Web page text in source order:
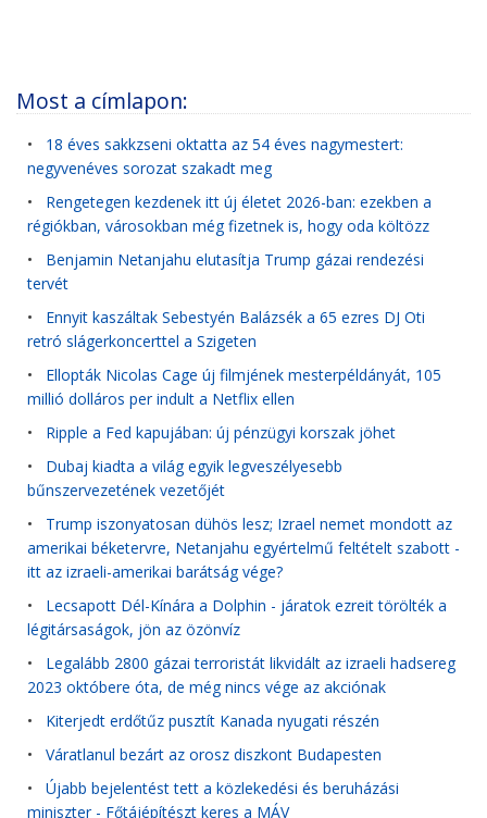
Most a címlapon:
• 18 éves sakkzseni oktatta az 54 éves nagymestert:
negyvenéves sorozat szakadt meg
• Rengetegen kezdenek itt új életet 2026-ban: ezekben a
régiókban, városokban még fizetnek is, hogy oda költözz
• Benjamin Netanjahu elutasítja Trump gázai rendezési
tervét
• Ennyit kaszáltak Sebestyén Balázsék a 65 ezres DJ Oti
retró slágerkoncerttel a Szigeten
• Ellopták Nicolas Cage új filmjének mesterpéldányát, 105
millió dolláros per indult a Netflix ellen
• Ripple a Fed kapujában: új pénzügyi korszak jöhet
• Dubaj kiadta a világ egyik legveszélyesebb
bűnszervezetének vezetőjét
• Trump iszonyatosan dühös lesz; Izrael nemet mondott az
amerikai béketervre, Netanjahu egyértelmű feltételt szabott -
itt az izraeli-amerikai barátság vége?
• Lecsapott Dél-Kínára a Dolphin - járatok ezreit törölték a
légitársaságok, jön az özönvíz
• Legalább 2800 gázai terroristát likvidált az izraeli hadsereg
2023 októbere óta, de még nincs vége az akciónak
• Kiterjedt erdőtűz pusztít Kanada nyugati részén
• Váratlanul bezárt az orosz diszkont Budapesten
• Újabb bejelentést tett a közlekedési és beruházási
miniszter - Főtájépítészt keres a MÁV